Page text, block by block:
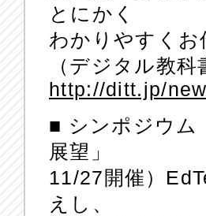
とにかく
わかりやすく
（デジタル教
http://ditt.jp/
■ シンポジウム
展望」
11/27開催）
えし、